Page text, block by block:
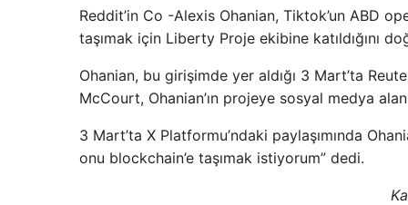
Reddit’in Co -Alexis Ohanian, Tiktok’un ABD
taşımak için Liberty Proje ekibine katıldığını
Ohanian, bu girişimde yer aldığı 3 Mart’ta
McCourt, Ohanian’ın projeye sosyal medya
3 Mart’ta X Platformu’ndaki paylaşımında
onu blockchain’e taşımak istiyorum” dedi.